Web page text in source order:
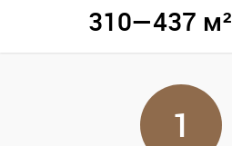
310—437 м²
1